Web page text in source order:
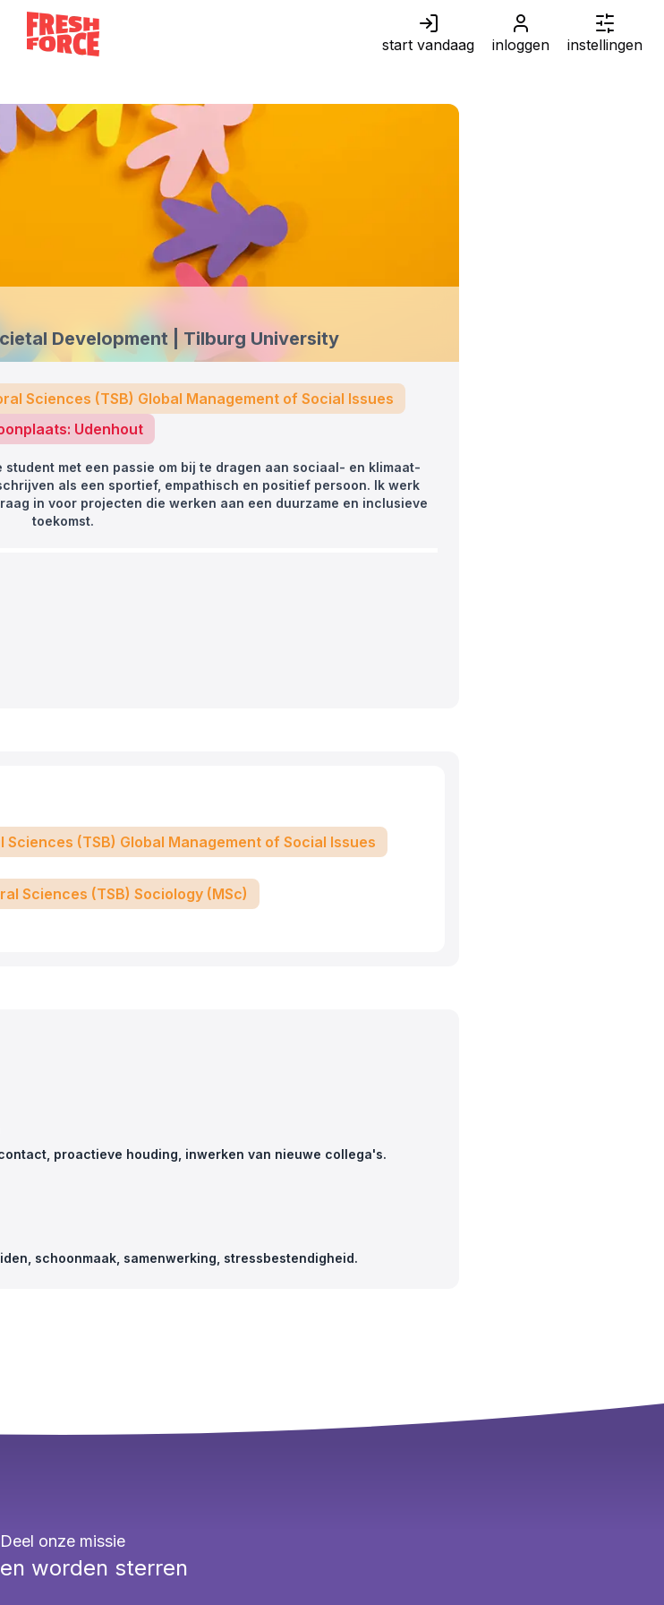
start vandaag inloggen instellingen
Development | Tilburg University
Sciences (TSB) Global Management of Social Issues
Udenhout
met een passie om bij te dragen aan sociaal- en klimaat-
als een sportief, empathisch en positief persoon. Ik werk
in voor projecten die werken aan een duurzame en inclusieve
toekomst.
(TSB) Global Management of Social Issues
Sciences (TSB) Sociology (MSc)
proactieve houding, inwerken van nieuwe collega's.
schoonmaak, samenwerking, stressbestendigheid.
Deel onze missie
worden sterren